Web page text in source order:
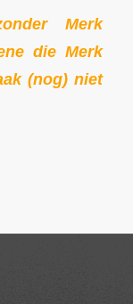
Merk
die Merk
(nog) niet